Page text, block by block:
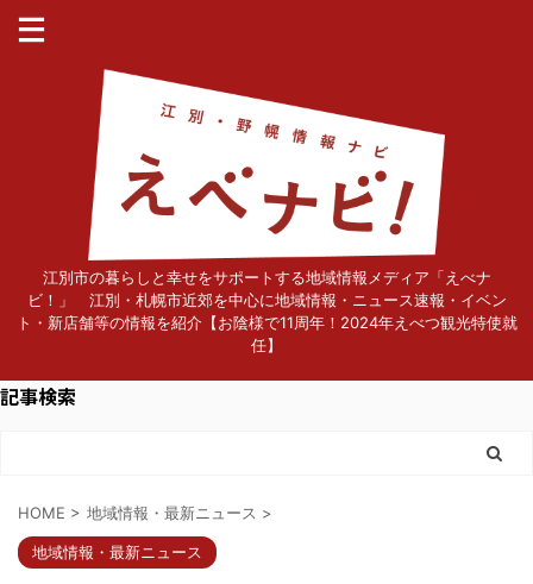
江別市の暮らしと幸せをサポートする地域情報メディア「えべナ
ビ！」 江別・札幌市近郊を中心に地域情報・ニュース速報・イベン
ト・新店舗等の情報を紹介【お陰様で11周年！2024年えべつ観光特使就
任】
記事検索
HOME > 地域情報・最新ニュース >
地域情報・最新ニュース